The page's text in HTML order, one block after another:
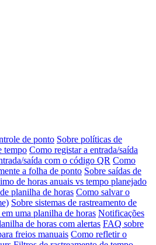
de ponto Sobre políticas de
tempo Como registar a entrada/saída
saída com o código QR Como
a folha de ponto Sobre saídas de
de horas anuais vs tempo planejado
planilha de horas Como salvar o
Sobre sistemas de rastreamento de
uma planilha de horas Notificações
de horas com alertas FAQ sobre
freios manuais Como refletir o